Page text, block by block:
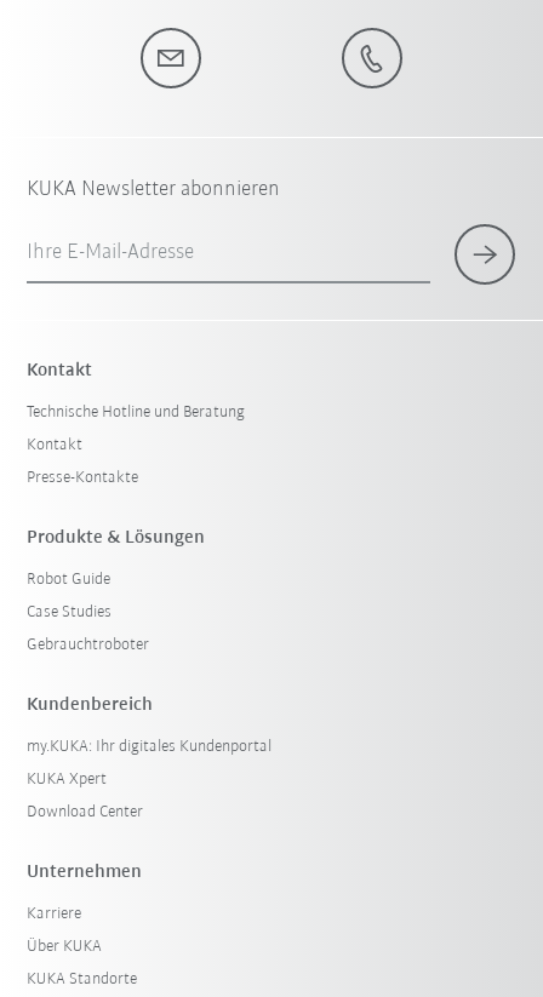
KUKA Newsletter abonnieren
Ihre E-Mail-Adresse
Kontakt
Technische Hotline und Beratung
Kontakt
Presse-Kontakte
Produkte & Lösungen
Robot Guide
Case Studies
Gebrauchtroboter
Kundenbereich
my.KUKA: Ihr digitales Kundenportal
KUKA Xpert
Download Center
Unternehmen
Karriere
Über KUKA
KUKA Standorte